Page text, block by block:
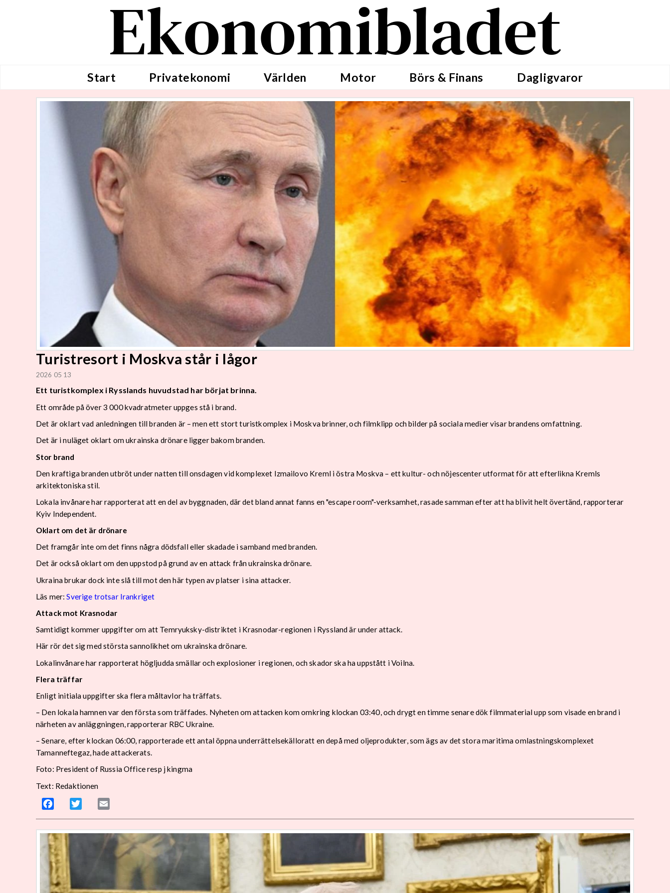
Ekonomibladet
Start Privatekonomi Världen Motor Börs & Finans Dagligvaror
Turistresort i Moskva står i lågor
2026 05 13
Ett turistkomplex i Rysslands huvudstad har börjat brinna.
Ett område på över 3 000 kvadratmeter uppges stå i brand.
Det är oklart vad anledningen till branden är – men ett stort turistkomplex i Moskva brinner, och filmklipp och bilder på sociala medier visar brandens omfattning.
Det är i nuläget oklart om ukrainska drönare ligger bakom branden.
Stor brand
Den kraftiga branden utbröt under natten till onsdagen vid komplexet Izmailovo Kreml i östra Moskva – ett kultur- och nöjescenter utformat för att efterlikna Kremls
arkitektoniska stil.
Lokala invånare har rapporterat att en del av byggnaden, där det bland annat fanns en "escape room"-verksamhet, rasade samman efter att ha blivit helt övertänd, rapporterar
Kyiv Independent.
Oklart om det är drönare
Det framgår inte om det finns några dödsfall eller skadade i samband med branden.
Det är också oklart om den uppstod på grund av en attack från ukrainska drönare.
Ukraina brukar dock inte slå till mot den här typen av platser i sina attacker.
Läs mer:Sverige trotsar Irankriget
Attack mot Krasnodar
Samtidigt kommer uppgifter om att Temryuksky-distriktet i Krasnodar-regionen i Ryssland är under attack.
Här rör det sig med största sannolikhet om ukrainska drönare.
Lokalinvånare har rapporterat högljudda smällar och explosioner i regionen, och skador ska ha uppstått i Voilna.
Flera träffar
Enligt initiala uppgifter ska flera måltavlor ha träffats.
– Den lokala hamnen var den första som träffades. Nyheten om attacken kom omkring klockan 03:40, och drygt en timme senare dök filmmaterial upp som visade en brand i
närheten av anläggningen, rapporterar RBC Ukraine.
– Senare, efter klockan 06:00, rapporterade ett antal öppna underrättelsekälloratt en depå med oljeprodukter, som ägs av det stora maritima omlastningskomplexet
Tamanneftegaz, hade attackerats.
Foto: President of Russia Office resp j kingma
Text: Redaktionen
Facebook Twitter